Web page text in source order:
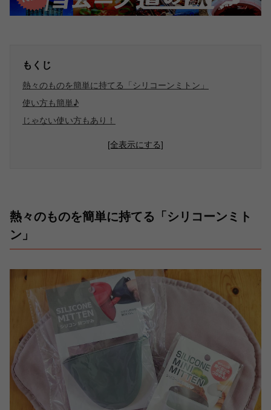
もくじ
熱々のものを簡単に持てる「シリコーンミトン」
使い方も簡単♪
じゃない使い方もあり！
[全表示にする]
熱々のものを簡単に持てる「シリコーンミト
ン」